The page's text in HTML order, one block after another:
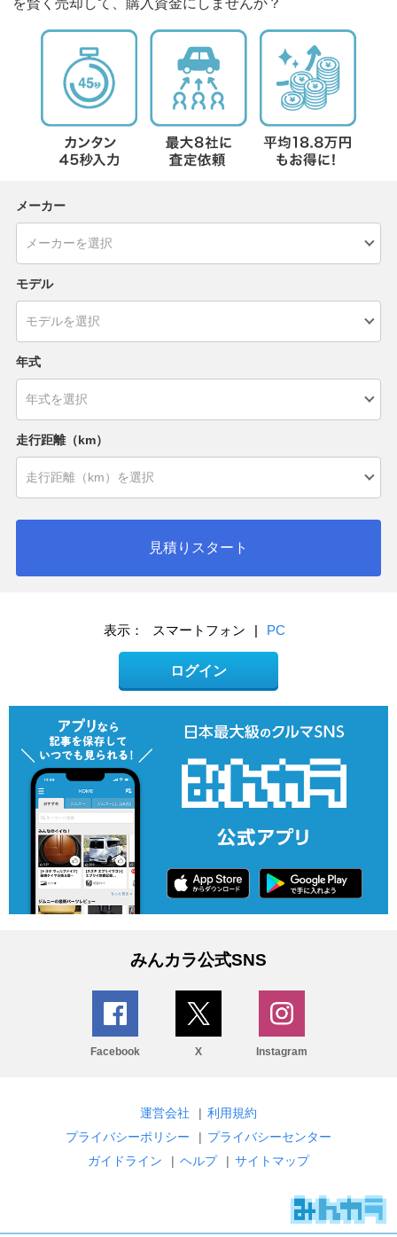
を賢く売却して、購入資金にしませんか？
メーカー
モデル
年式
走行距離（km）
見積りスタート
表示： スマートフォン | PC
ログイン
みんカラ公式SNS
Facebook X Instagram
運営会社 | 利用規約
プライバシーポリシー
| プライバシーセンター
ガイドライン
| ヘルプ | サイトマップ